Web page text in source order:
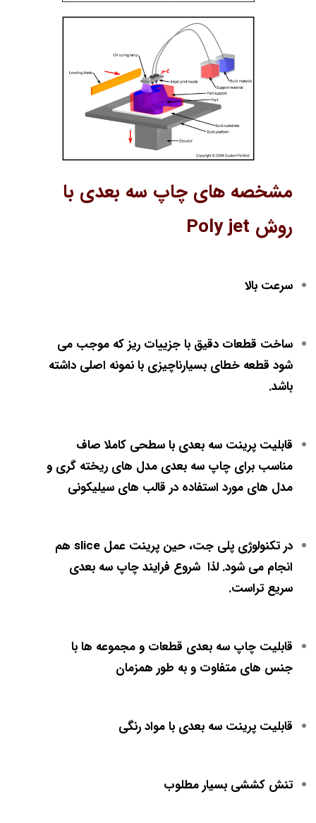
مشخصه های چاپ سه بعدی با
روش Poly jet
سرعت بالا
ساخت قطعات دقیق با جزییات ریز که موجب می
شود قطعه خطای بسیارناچیزی با نمونه اصلی داشته
باشد.
قابلیت پرینت سه بعدی با سطحی کاملا صاف
مناسب برای چاپ سه بعدی مدل های ریخته گری و
مدل های مورد استفاده در قالب های سیلیکونی
در تکنولوژی پلی جت، حین پرینت عمل slice هم
انجام می شود. لذا شروع فرایند چاپ سه بعدی
سریع تراست.
قابلیت چاپ سه بعدی قطعات و مجموعه ها با
جنس های متفاوت و به طور همزمان
قابلیت پرینت سه بعدی با مواد رنگی
تنش کششی بسیار مطلوب